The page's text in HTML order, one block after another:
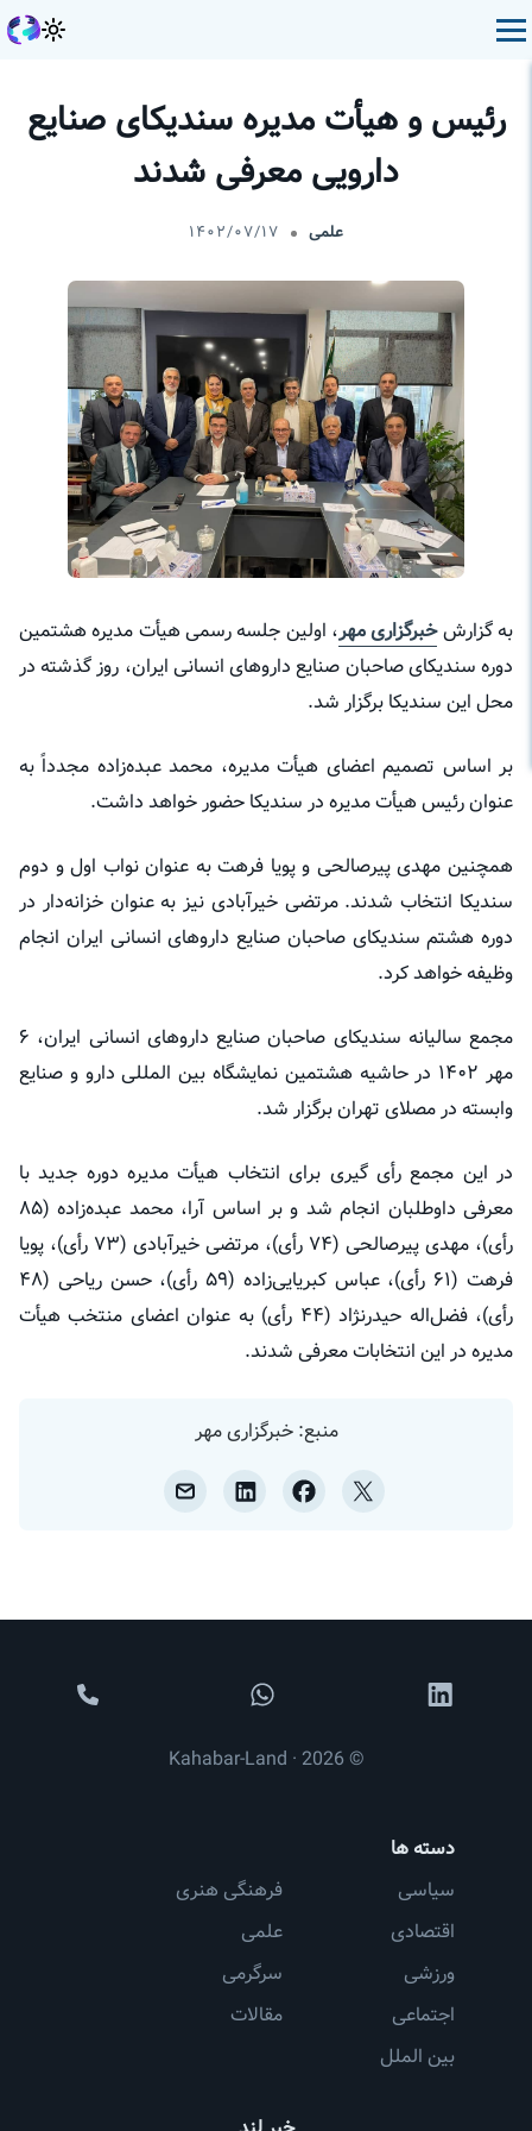
رئیس و هیأت مدیره سندیکای صنایع
دارویی معرفی شدند
علمی ۱۴۰۲/۰۷/۱۷
به گزارشخبرگزاری مهر، اولین جلسه رسمی هیأت مدیره هشتمین
دوره سندیکای صاحبان صنایع داروهای انسانی ایران، روز گذشته در
محل این سندیکا برگزار شد.
بر اساس تصمیم اعضای هیأت مدیره، محمد عبده‌زاده مجدداً به
عنوان رئیس هیأت مدیره در سندیکا حضور خواهد داشت.
همچنین مهدی پیرصالحی و پویا فرهت به عنوان نواب اول و دوم
سندیکا انتخاب شدند. مرتضی خیرآبادی نیز به عنوان خزانه‌دار در
دوره هشتم سندیکای صاحبان صنایع داروهای انسانی ایران انجام
وظیفه خواهد کرد.
مجمع سالیانه سندیکای صاحبان صنایع داروهای انسانی ایران، ۶
مهر ۱۴۰۲ در حاشیه هشتمین نمایشگاه بین المللی دارو و صنایع
وابسته در مصلای تهران برگزار شد.
در این مجمع رأی گیری برای انتخاب هیأت مدیره دوره جدید با
معرفی داوطلبان انجام شد و بر اساس آرا، محمد عبده‌زاده (۸۵
رأی)، مهدی پیرصالحی (۷۴ رأی)، مرتضی خیرآبادی (۷۳ رأی)، پویا
فرهت (۶۱ رأی)، عباس کبریایی‌زاده (۵۹ رأی)، حسن ریاحی (۴۸
رأی)، فضل‌اله حیدرنژاد (۴۴ رأی) به عنوان اعضای منتخب هیأت
مدیره در این انتخابات معرفی شدند.
منبع: خبرگزاری مهر
دسته ها
سیاسی
اقتصادی
ورزشی
اجتماعی
بین الملل
فرهنگی هنری
علمی
سرگرمی
مقالات
© 2026 · Kahabar-Land